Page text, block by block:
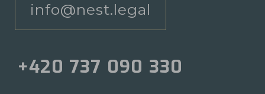
info@nest.legal
+420 737 090 330